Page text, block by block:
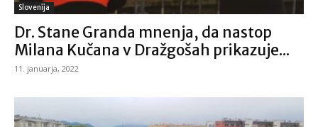
Slovenija
Dr. Stane Granda mnenja, da nastop
Milana Kučana v Dražgošah prikazuje...
11. januarja, 2022